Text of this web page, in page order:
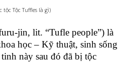
Tộc Tuffles là gì)
jin, lit. “Tufle people”) là
học – Kỹ thuật, sinh sống
này sau đó đã bị tộc